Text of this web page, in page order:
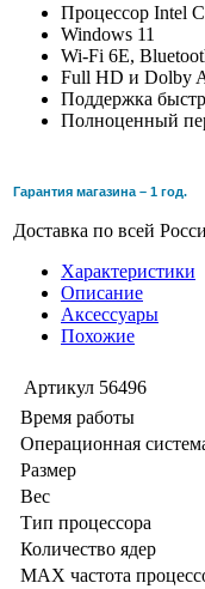
Процессор Intel
Windows 11
Wi-Fi 6E,
Full HD и Dolby
Поддержка
Полноценный
Гарантия магазина – 1 год.
Доставка по всей
Характеристики
Описание
Аксессуары
Похожие
Артикул 56496
Время работы
Операционная
Размер
Вес
Тип процессора
Количество ядер
MAX частота